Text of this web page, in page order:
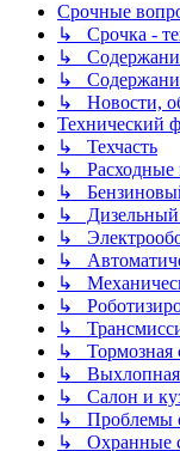
Срочные
↳ Срочка -
↳
↳
↳ Новости,
Технический
↳ Техчасть
↳ Расходные
↳
↳ Дизельный
↳
↳
↳
↳
↳
↳ Тормозная
↳ Выхлопная
↳ Салон и
↳ Проблемы с
↳ Охранные